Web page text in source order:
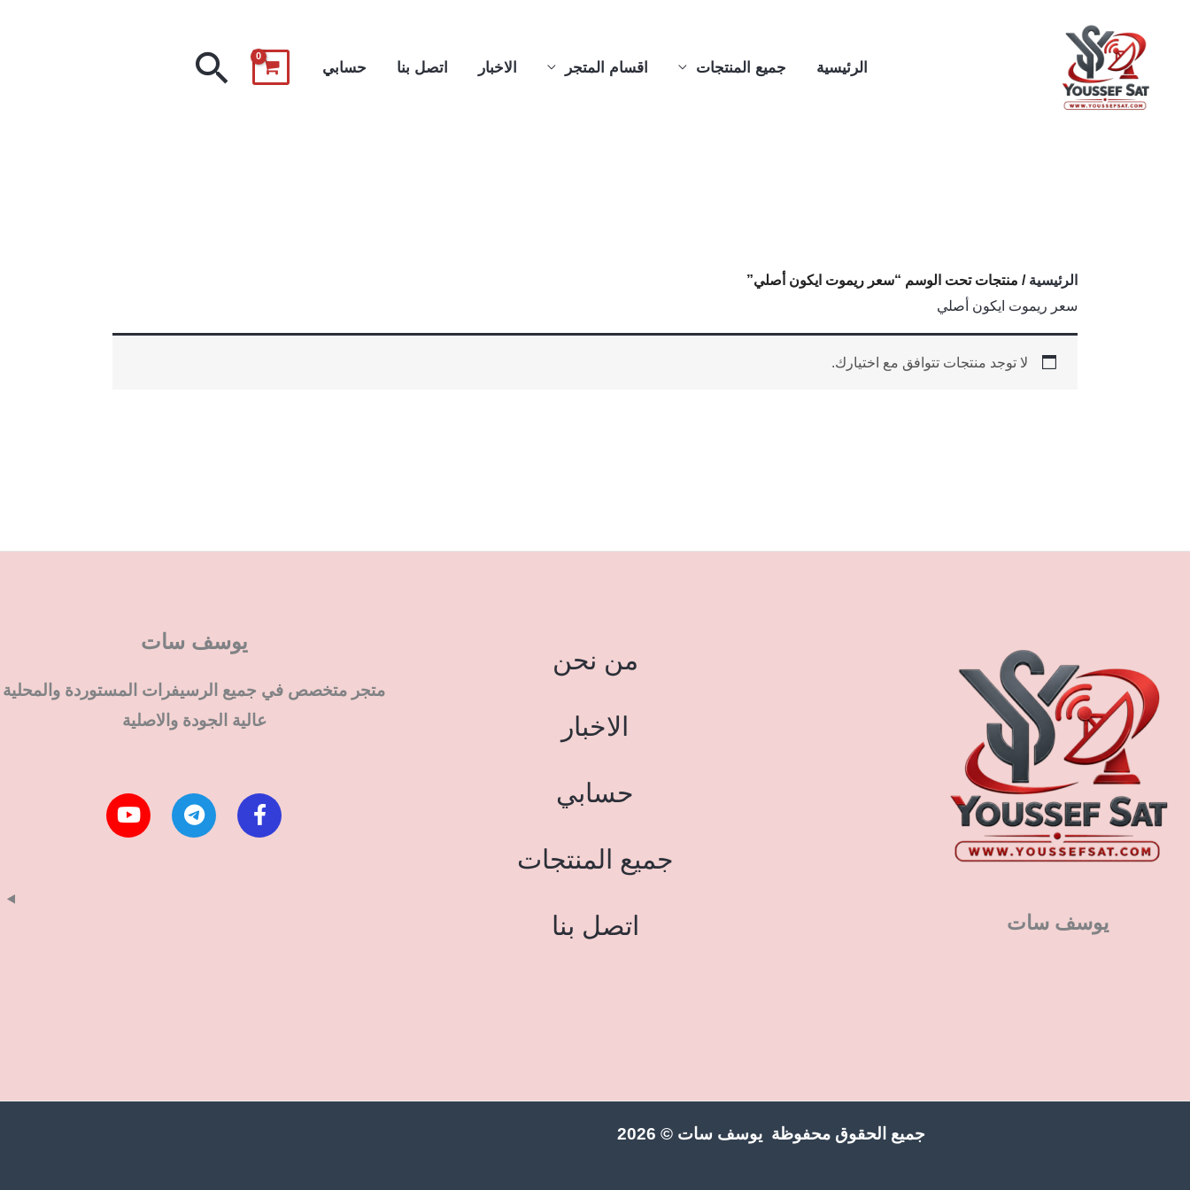
الرئيسية جميع المنتجات اقسام المتجر الاخبار اتصل بنا حسابي البحث
الرئيسية / منتجات تحت الوسم “سعر ريموت ايكون أصلي”
سعر ريموت ايكون أصلي
لا توجد منتجات تتوافق مع اختيارك.
يوسف سات
من نحن
الاخبار
حسابي
جميع المنتجات
اتصل بنا
يوسف سات
متجر متخصص في جميع الرسيفرات المستوردة والمحلية
عالية الجودة والاصلية
جميع الحقوق محفوظة يوسف سات © 2026